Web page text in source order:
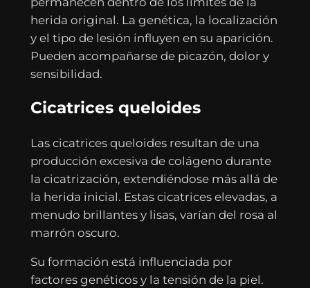
herida original. La genética, la localización
y el tipo de lesión influyen en su aparición.
Pueden acompañarse de picazón, dolor y
sensibilidad.
Cicatrices queloides
Las cicatrices queloides resultan de una
producción excesiva de colágeno durante
la cicatrización, extendiéndose más allá de
la herida inicial. Estas cicatrices elevadas, a
menudo brillantes y lisas, varían del rosa al
marrón oscuro.
Su formación está influenciada por
factores genéticos y la tensión de la piel.